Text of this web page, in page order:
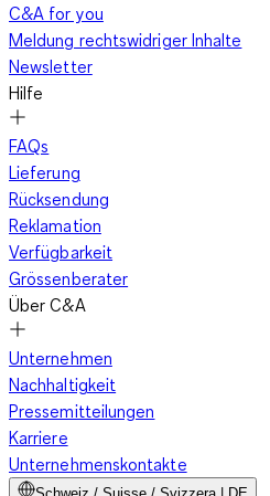
C&A for you
Meldung rechtswidriger Inhalte
Newsletter
Hilfe
FAQs
Lieferung
Rücksendung
Reklamation
Verfügbarkeit
Grössenberater
Über C&A
Unternehmen
Nachhaltigkeit
Pressemitteilungen
Karriere
Unternehmenskontakte